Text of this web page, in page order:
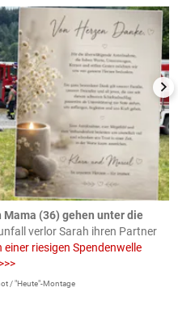
(36) gehen unter die
verlor Sarah ihren Partner
einer riesigen Spendenwelle
/ "Heute"-Montage